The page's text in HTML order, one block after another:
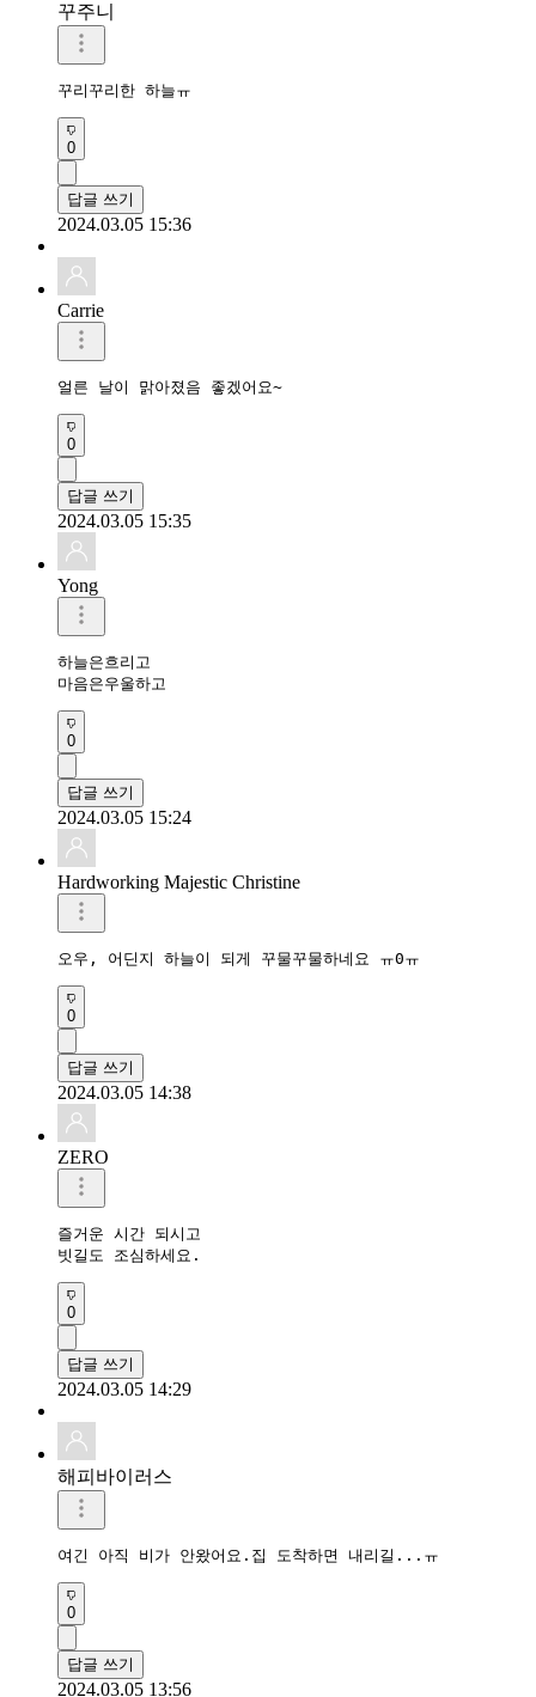
꾸주니
꾸리꾸리한 하늘ㅠ
0
답글 쓰기
2024.03.05 15:36
Carrie
얼른 날이 맑아졌음 좋겠어요~
0
답글 쓰기
2024.03.05 15:35
Yong
하늘은흐리고
0
답글 쓰기
2024.03.05 15:24
Hardworking Majestic Christine
오우, 어딘지 하늘이 되게 꾸물꾸물하네요 ㅠ0ㅠ
0
답글 쓰기
2024.03.05 14:38
ZERO
즐거운 시간 되시고
빗길도 조심하세요.
0
답글 쓰기
2024.03.05 14:29
해피바이러스
여긴 아직 비가 안왔어요.집 도착하면 내리길...ㅠ
0
답글 쓰기
2024.03.05 13:56